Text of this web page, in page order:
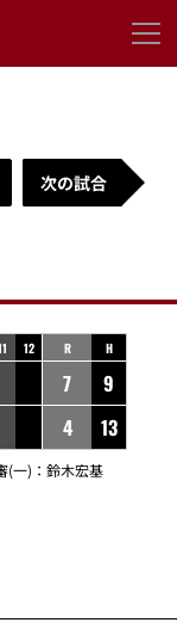
次の試合
12 R H
7
9
4
13
一)： 鈴木宏基